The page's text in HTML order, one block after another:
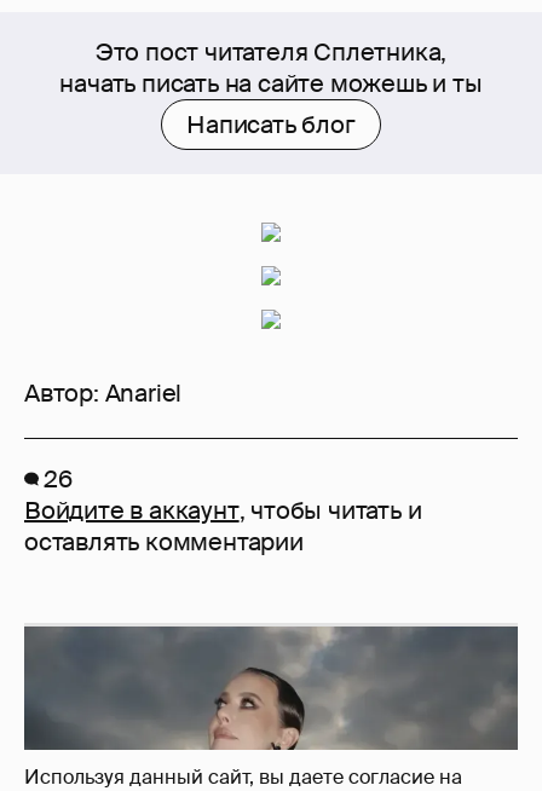
Используя данный сайт, вы даете согласие на
Это пост читателя Сплетника,
начать писать на сайте можешь и ты
Написать блог
Автор: Anariel
26
Войдите в аккаунт, чтобы читать и
оставлять комментарии